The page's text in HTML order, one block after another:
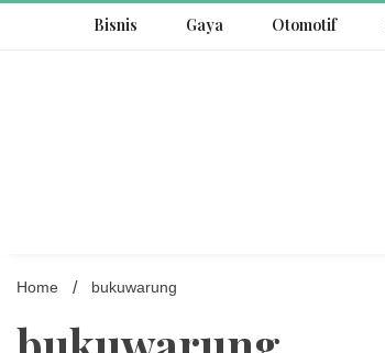
Bisnis Gaya Otomotif
Home bukuwarung